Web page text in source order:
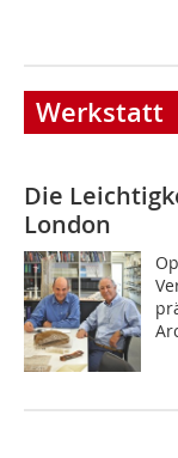
Werkstatt
Die
London